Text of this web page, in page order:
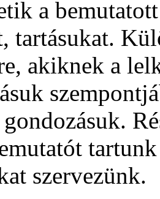
a
tartásukat.
akiknek a
szervezünk.